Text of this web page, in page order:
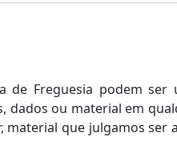
de Freguesia podem
dados ou material em
que julgamos